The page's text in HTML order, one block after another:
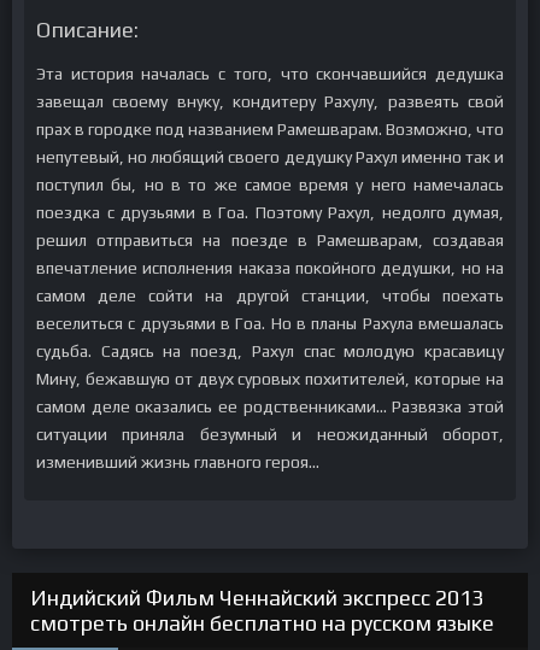
Описание:
Эта история началась с того, что скончавшийся дедушка
завещал своему внуку, кондитеру Рахулу, развеять свой
прах в городке под названием Рамешварам. Возможно, что
непутевый, но любящий своего дедушку Рахул именно так и
поступил бы, но в то же самое время у него намечалась
поездка с друзьями в Гоа. Поэтому Рахул, недолго думая,
решил отправиться на поезде в Рамешварам, создавая
впечатление исполнения наказа покойного дедушки, но на
самом деле сойти на другой станции, чтобы поехать
веселиться с друзьями в Гоа. Но в планы Рахула вмешалась
судьба. Садясь на поезд, Рахул спас молодую красавицу
Мину, бежавшую от двух суровых похитителей, которые на
самом деле оказались ее родственниками... Развязка этой
ситуации приняла безумный и неожиданный оборот,
изменивший жизнь главного героя...
Индийский Фильм Ченнайский экспресс 2013
смотреть онлайн бесплатно на русском языке